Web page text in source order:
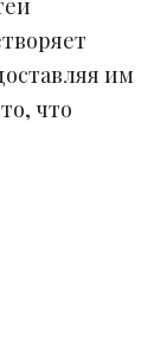
им
что